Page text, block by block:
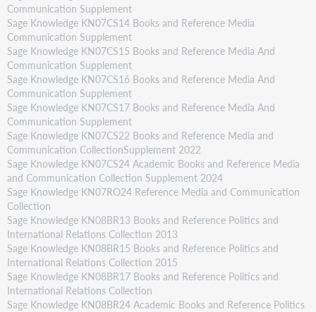
Communication Supplement
Sage Knowledge KN07CS14 Books and Reference Media
Communication Supplement
Sage Knowledge KN07CS15 Books and Reference Media And
Communication Supplement
Sage Knowledge KN07CS16 Books and Reference Media And
Communication Supplement
Sage Knowledge KN07CS17 Books and Reference Media And
Communication Supplement
Sage Knowledge KN07CS22 Books and Reference Media and
Communication CollectionSupplement 2022
Sage Knowledge KN07CS24 Academic Books and Reference Media
and Communication Collection Supplement 2024
Sage Knowledge KN07RO24 Reference Media and Communication
Collection
Sage Knowledge KN08BR13 Books and Reference Politics and
International Relations Collection 2013
Sage Knowledge KN08BR15 Books and Reference Politics and
International Relations Collection 2015
Sage Knowledge KN08BR17 Books and Reference Politics and
International Relations Collection
Sage Knowledge KN08BR24 Academic Books and Reference Politics